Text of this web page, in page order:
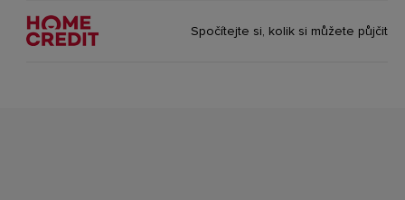
Spočítejte si, kolik si můžete půjčit